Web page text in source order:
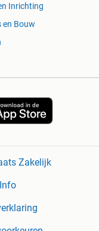
Inrichting
en Bouw
Zakelijk